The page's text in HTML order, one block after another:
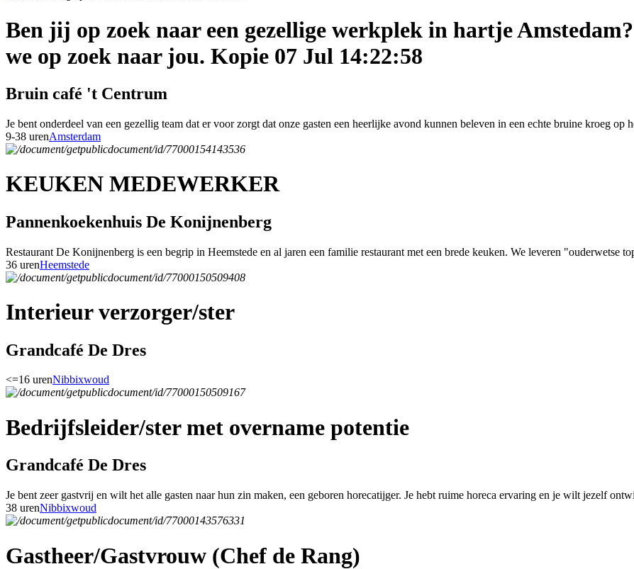
Ben jij op zoek naar een gezellige werkplek in hartje
we op zoek naar jou. Kopie 07 Jul 14:22:58
Bruin café 't Centrum
Je bent onderdeel van een gezellig team dat er voor zorgt dat onze gasten een heerlijke avond kunnen beleven in een echte bruine kroeg op
9-38 urenAmsterdam
KEUKEN MEDEWERKER
Pannenkoekenhuis De Konijnenberg
Restaurant De Konijnenberg is een begrip in Heemstede en al jaren een familie restaurant met een brede keuken. We leveren "ouderwetse
36 urenHeemstede
Interieur verzorger/ster
Grandcafé De Dres
<=16 urenNibbixwoud
Bedrijfsleider/ster met overname potentie
Grandcafé De Dres
Je bent zeer gastvrij en wilt het alle gasten naar hun zin maken, een geboren horecatijger. Je hebt ruime horeca ervaring en je wilt jezelf
38 urenNibbixwoud
Gastheer/Gastvrouw (Chef de Rang)